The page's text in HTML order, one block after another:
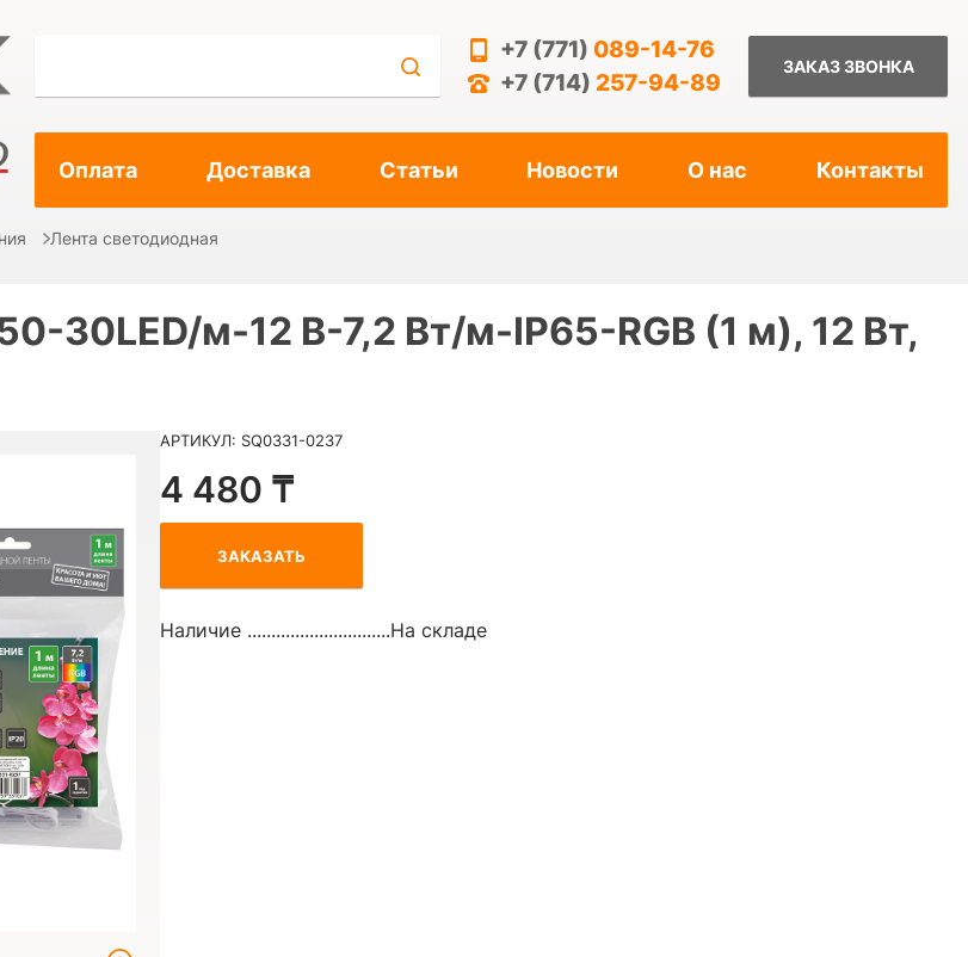
+7 (771) 089-14-76
+7 (714) 257-94-89
ЗАКАЗ ЗВОНКА
Оплата Доставка Статьи Новости О нас Контакты
Лента светодиодная
30LED/м-12 В-7,2 Вт/м-IP65-RGB (1 м), 12 Вт,
АРТИКУЛ: SQ0331-0237
4 480 ₸
ЗАКАЗАТЬ
Наличие ..............................На складе